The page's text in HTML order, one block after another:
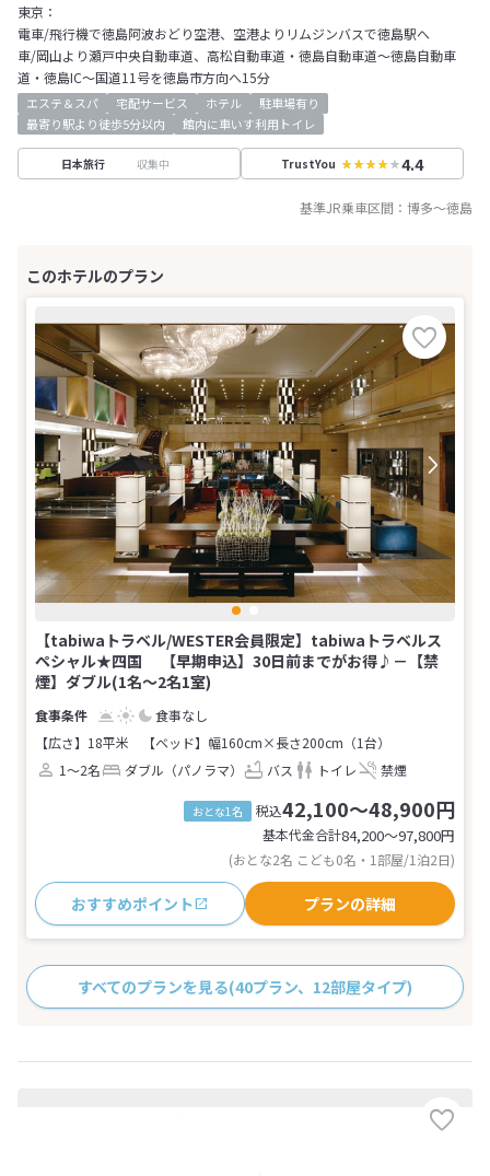
東京：
電車/飛行機で徳島阿波おどり空港、空港よりリムジンバスで徳島駅へ
車/岡山より瀬戸中央自動車道、高松自動車道・徳島自動車道～徳島自動車
道・徳島IC～国道11号を徳島市方向へ15分
エステ＆スパ 宅配サービス ホテル
駐車場有り
最寄り駅より徒歩5分以内
館内に車いす利用トイレ
日本旅行 収集中 TrustYou 4.4
基準JR乗車区間： 博多～徳島
【tabiwaトラベル/WESTER会員限定】tabiwaトラベルス
ペシャル★四国 【早期申込】30日前までがお得♪－【禁
煙】ダブル(1名～2名1室)
食事なし
【広さ】18平米
【ベッド】幅160cm×長さ200cm（1台）
1～2名
ダブル（パノラマ） バス トイレ 禁煙
おとな1名 税込42,100～48,900円
基本代金合計84,200〜97,800円
(おとな2名 こども0名・1部屋/1泊2日)
おすすめポイント プランの詳細
すべてのプランを見る(40プラン、12部屋タイプ)